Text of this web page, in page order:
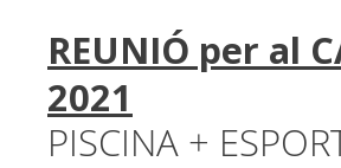
REUNIÓ per al
2021
PISCINA +